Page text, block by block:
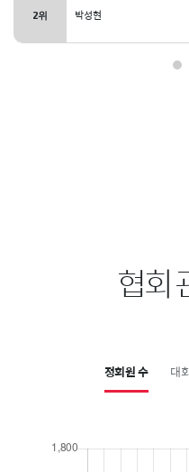
2위 박성현
협회
정회원 수 대